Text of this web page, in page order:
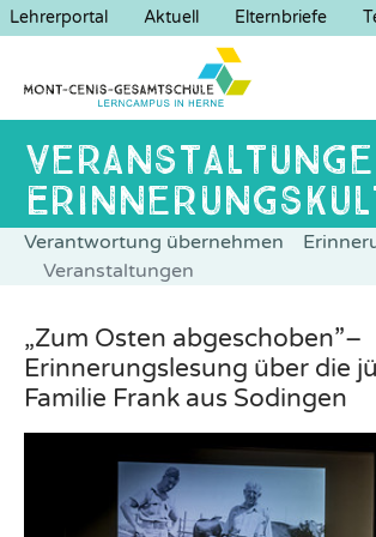
Lehrerportal Aktuell Elternbriefe
Sie sind hier:
Verantwortung übernehmen
Veranstaltungen
„Zum Osten abgeschoben”–
Erinnerungslesung über die
Familie Frank aus Sodingen